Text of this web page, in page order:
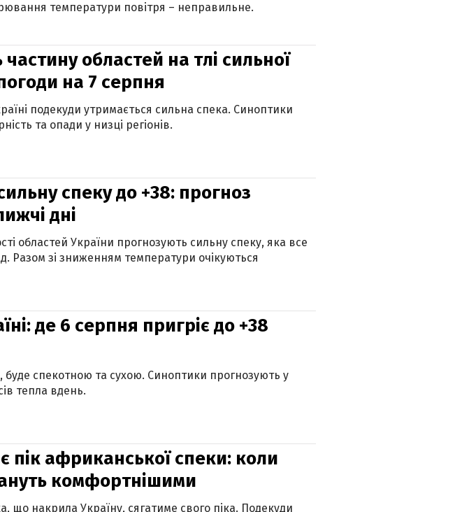
температури повітря – неправильне.
областей на тлі сильної
на 7 серпня
подекуди утримається сильна спека. Синоптики
та опади у низці регіонів.
спеку до +38: прогноз
дні
областей України прогнозують сильну спеку, яка все
Разом зі зниженням температури очікуються
де 6 серпня пригріє до +38
буде спекотною та сухою. Синоптики прогнозують у
тепла вдень.
пік африканської спеки: коли
комфортнішими
що накрила Україну, сягатиме свого піка. Подекуди